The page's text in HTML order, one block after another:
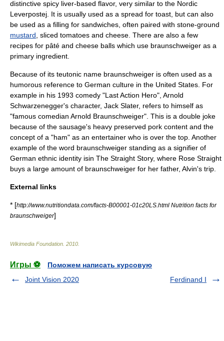
distinctive spicy liver-based flavor, very similar to the Nordic
Leverpostej . It is usually used as a spread for toast, but can also
be used as a filling for sandwiches, often paired with stone-ground
mustard , sliced tomatoes and cheese. There are also a few
recipes for pâté and cheese balls which use braunschweiger as a
primary ingredient.
Because of its teutonic name braunschweiger is often used as a
humorous reference to German culture in the United States . For
example in his 1993 comedy "Last Action Hero", Arnold
Schwarzenegger's character, Jack Slater, refers to himself as
"famous comedian Arnold Braunschweiger". This is a double joke
because of the sausage's heavy preserved pork content and the
concept of a "ham" as an entertainer who is over the top. Another
example of the word braunschweiger standing as a signifier of
German ethnic identity isin The Straight Story, where Rose Straight
buys a large amount of braunschweiger for her father, Alvin's trip.
External links
* [http://www.nutritiondata.com/facts-B00001-01c20LS.html Nutrition facts for
braunschweiger]
Wikimedia Foundation 2010
Игры ⚽
Поможем написать курсовую
Joint Vision 2020
Ferdinand I